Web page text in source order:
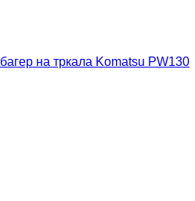
багер на тркала Komatsu PW130